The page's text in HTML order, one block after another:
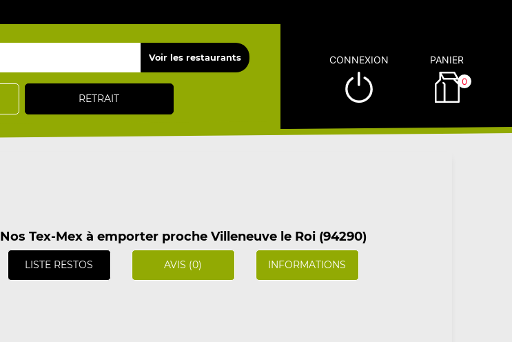
RETRAIT
CONNEXION PANIER
0
Nos Tex-Mex à emporter proche Villeneuve le Roi (94290)
LISTE RESTOS AVIS (0) INFORMATIONS